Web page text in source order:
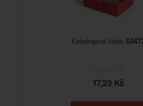
Katalogové číslo:
17,23 Kč